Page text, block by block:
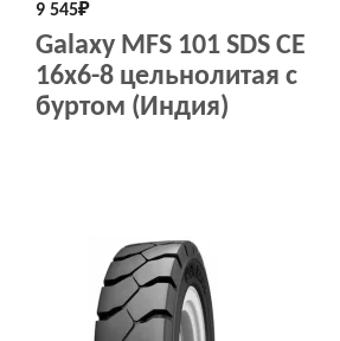
9 545₽
Galaxy MFS 101 SDS СЕ
16x6-8 цельнолитая с
буртом (Индия)